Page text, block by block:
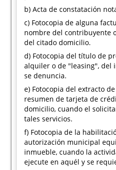
b) Acta de constatación
c) Fotocopia de alguna
nombre del contribuyente
del citado domicilio.
d) Fotocopia del título de
alquiler o de "leasing", del
se denuncia.
e) Fotocopia del extracto
resumen de tarjeta de
domicilio, cuando el
tales servicios.
f) Fotocopia de la
autorización municipal
inmueble, cuando la
ejecute en aquél y se